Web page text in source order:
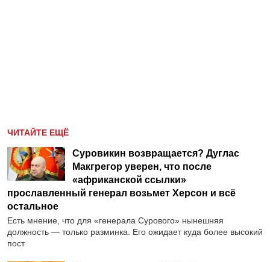
ЧИТАЙТЕ ЕЩЁ
Суровикин возвращается? Дуглас
Макгрегор уверен, что после
«африканской ссылки»
прославленный генерал возьмет Херсон и всё
остальное
Есть мнение, что для «генерала Сурового» нынешняя
должность — только разминка. Его ожидает куда более высокий
пост